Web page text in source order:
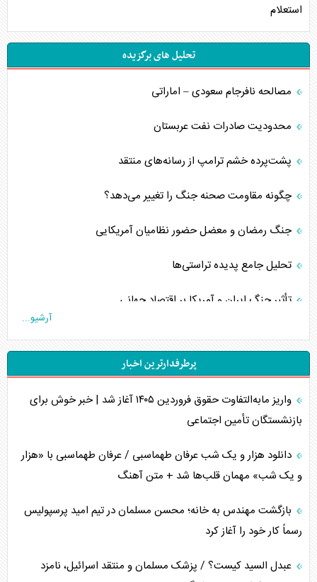
استعلام
تحلیل های برگزیده
مصالحه نافرجام سعودی – اماراتی
محدودیت صادرات نفت عربستان
پشت‌پرده خشم ترامپ از رسانه‌های منتقد
چگونه مقاومت صحنه جنگ را تغییر می‌دهد؟
جنگ رمضان و معضل حضور نظامیان آمریکایی
تحلیل جامع پدیده تراستی‌ها
تأثیر جنگ ایران و آمریکا بر اقتصاد جهانی
اربعین، کابوس مشترک تل‌آویو-واشنگتن
برنامه هفتم توسعه در نقطه کور سیاستگذاری
اوکراین بازوی مخرب آمریکا در غرب آسیا
اهمیت راهبردی اردن برای آمریکا
پیام، ظرفیت بالفعل‌نشده تجارت ایران
همسویی عربستان با سنتکام علیه متحدان ایران
آرشیو...
پرطرفدارترین اخبار
واریز مابه‌التفاوت حقوق فروردین ۱۴۰۵ آغاز شد | خبر خوش برای
بازنشستگان تأمین اجتماعی
دانلود هزار و یک شب عرفان طهماسبی / عرفان طهماسبی با «هزار
و یک شب» مهمان قلب‌ها شد + متن آهنگ
بازگشت مهندس به خانه؛ محسن مسلمان در تیم امید پرسپولیس
رسماً کار خود را آغاز کرد
عبدل السید کیست؟ / پزشک مسلمان و منتقد اسرائیل، نامزد